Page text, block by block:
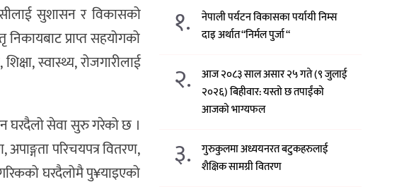
सुशासन र विकासको
प्राप्त सहयोगको
स्वास्थ्य, रोजगारीलाई
घरदैलो सेवा सुरु गरेको छ ।
परिचयपत्र वितरण,
घरदैलोमै पु¥याइएको
१.
नेपाली पर्यटन विकासका पर्यायी निम्स
दाइ अर्थात “निर्मल पुर्जा “
२.
आज २०८३ साल असार २५ गते (९ जुलाई
२०२६) बिहीवार: यस्तो छ तपाईंको
आजको भाग्यफल
३.
गुरुकुलमा अध्ययनरत बटुकहरुलाई
शैक्षिक सामग्री वितरण